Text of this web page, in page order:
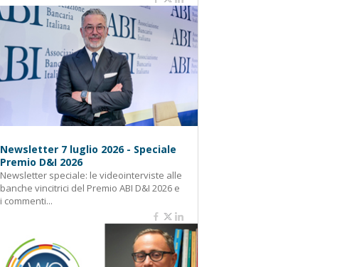
Newsletter 7 luglio 2026 - Speciale
Premio D&I 2026
Newsletter speciale: le videointerviste alle
banche vincitrici del Premio ABI D&I 2026 e
i commenti...